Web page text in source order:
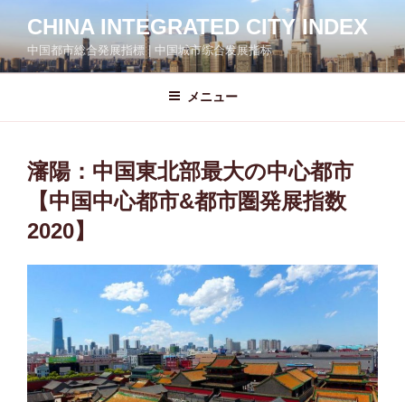
テ
ン
へ
CHINA INTEGRATED CITY INDEX
中国都市総合発展指標 | 中国城市综合发展指标
メニュー
瀋陽：中国東北部最大の中心都市
【中国中心都市&都市圏発展指数
2020】